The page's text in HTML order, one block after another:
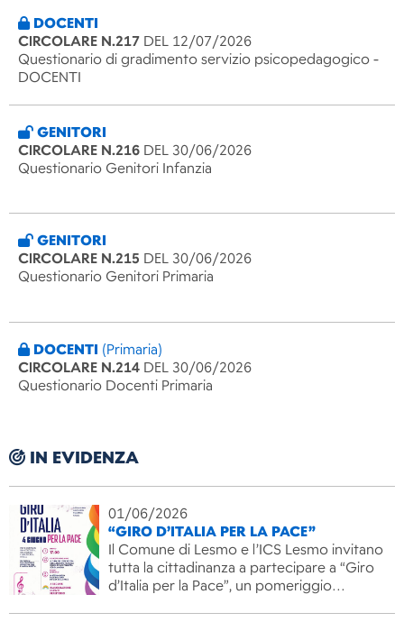
DOCENTI
CIRCOLARE N.217 DEL 12/07/2026
Questionario di gradimento servizio psicopedagogico -
DOCENTI
GENITORI
CIRCOLARE N.216 DEL 30/06/2026
Questionario Genitori Infanzia
GENITORI
CIRCOLARE N.215 DEL 30/06/2026
Questionario Genitori Primaria
DOCENTI (Primaria)
CIRCOLARE N.214 DEL 30/06/2026
Questionario Docenti Primaria
IN EVIDENZA
01/06/2026
“GIRO D’ITALIA PER LA PACE”
Il Comune di Lesmo e l’ICS Lesmo invitano
tutta la cittadinanza a partecipare a “Giro
d’Italia per la Pace”, un pomeriggio…